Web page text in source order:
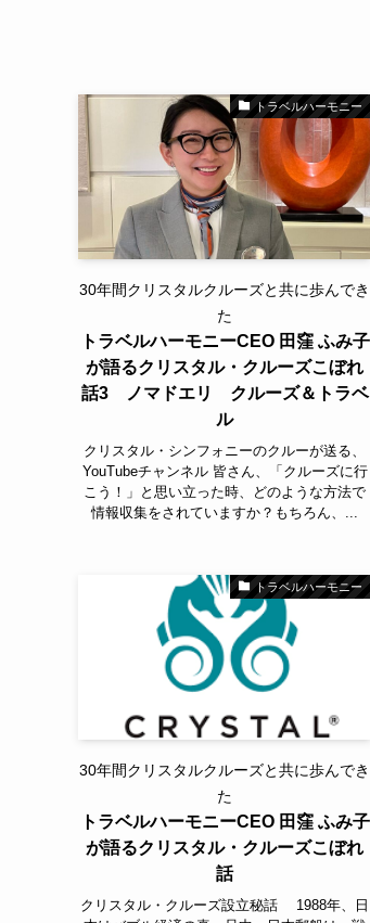
トラベルハーモニー
30年間クリスタルクルーズと共に歩んでき
た
トラベルハーモニーCEO 田窪 ふみ子
が語るクリスタル・クルーズこぼれ
話3 ノマドエリ クルーズ＆トラベ
ル
クリスタル・シンフォニーのクルーが送る、
YouTubeチャンネル 皆さん、「クルーズに行
こう！」と思い立った時、どのような方法で
情報収集をされていますか？もちろん、...
トラベルハーモニー
30年間クリスタルクルーズと共に歩んでき
た
トラベルハーモニーCEO 田窪 ふみ子
が語るクリスタル・クルーズこぼれ
話
クリスタル・クルーズ設立秘話 1988年、日